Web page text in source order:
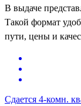
В выдаче
Такой формат
пути, цены и
Сдается 4-комн.